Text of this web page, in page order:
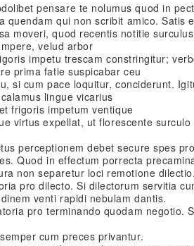
pensare te nolumus quod in
quendam qui non scribit amico. Satis
moveri, quod recentis notitie
velud arbor
impetu trescam constringitur;
prima fatie suspicabar ceu
si cum pace loquitur, conciderunt.
lingue vicarius
frigoris impetum ventique
virtus expellat, ut florescente
perceptionem debet secure spes
Quod in effectum porrecta
non separetur loci remotione
pro dilecto. Si dilectorum servitia
venti rapidi nebulam dantis.
pro terminando quodam negotio.
cum preces privantur.